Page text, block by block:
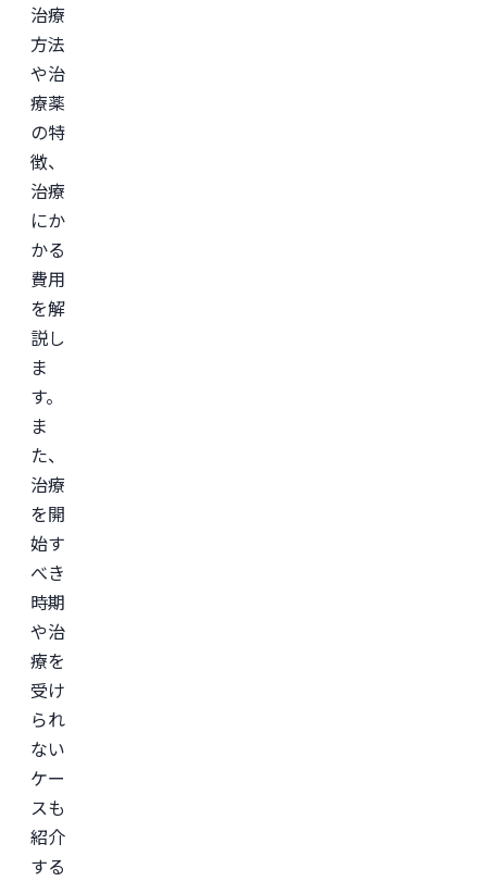
治療
方法
や治
療薬
の特
徴、
治療
にか
かる
費用
を解
説し
ま
す。
ま
た、
治療
を開
始す
べき
時期
や治
療を
受け
られ
ない
ケー
スも
紹介
する